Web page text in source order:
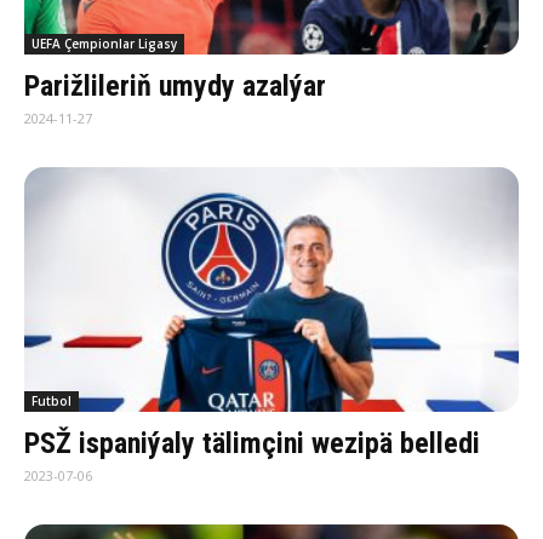
UEFA Çempionlar Ligasy
Parižlileriň umydy azalýar
2024-11-27
Futbol
PSŽ ispaniýaly tälimçini wezipä belledi
2023-07-06